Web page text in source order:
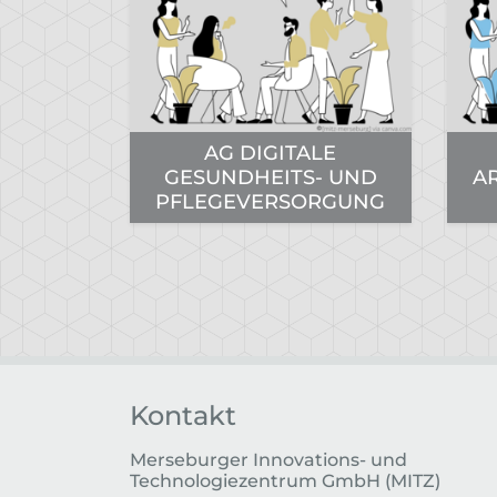
AG DIGITALE
GESUNDHEITS- UND
PFLEGEVERSORGUNG
Kontakt
Merseburger Innovations- und
Technologiezentrum GmbH (MITZ)